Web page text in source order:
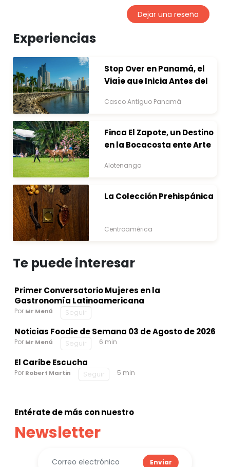
Dejar una reseña
Experiencias
Stop Over en Panamá, el
Viaje que Inicia Antes del
Casco Antiguo Panamá
Finca El Zapote, un Destino
en la Bocacosta ente Arte
Alotenango
La Colección Prehispánica
Centroamérica
Te puede interesar
Primer Conversatorio Mujeres en la
Gastronomía Latinoamericana
Por Mr Menú Seguir
Noticias Foodie de Semana 03 de Agosto de 2026
Por Mr Menú Seguir 6 min
El Caribe Escucha
Por Robert Martin Seguir 5 min
Entérate de más con nuestro
Newsletter
Enviar